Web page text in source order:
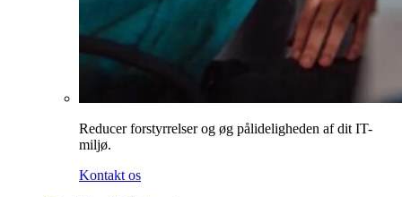
Reducer forstyrrelser og øg pålideligheden af dit IT-
miljø.
Kontakt os